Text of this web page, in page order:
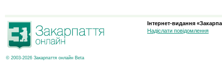
© 2003-2026 Закарпаття онлайн Beta
Інтернет-видання
Надіслати повідомлення